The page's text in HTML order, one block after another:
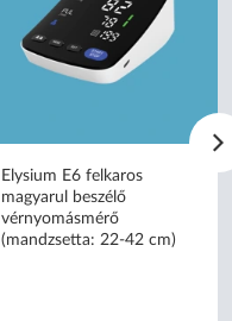
Elysium E6 felkaros
magyarul beszélő
vérnyomásmérő
(mandzsetta: 22-42 cm)